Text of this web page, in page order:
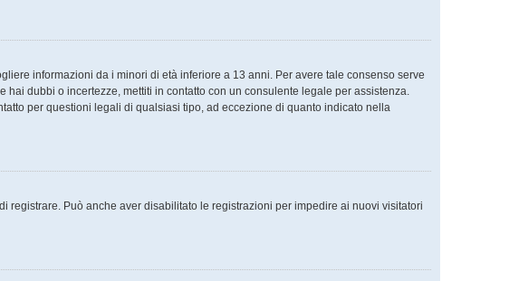
informazioni da i minori di età inferiore a 13 anni. Per avere tale consenso serve
dubbi o incertezze, mettiti in contatto con un consulente legale per assistenza.
per questioni legali di qualsiasi tipo, ad eccezione di quanto indicato nella
registrare. Può anche aver disabilitato le registrazioni per impedire ai nuovi visitatori